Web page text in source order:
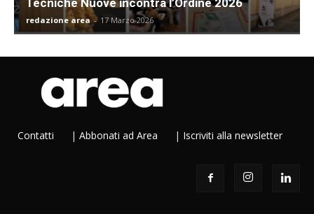
Tecniche Nuove incontra l’Ordine 2026
redazione area - 17 Marzo 2026
Contatti | Abbonati ad Area | Iscriviti alla newsletter